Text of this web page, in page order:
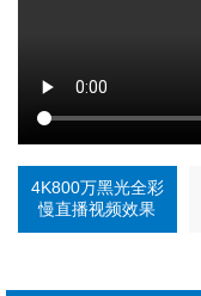
4K800万黑光全彩
慢直播视频效果